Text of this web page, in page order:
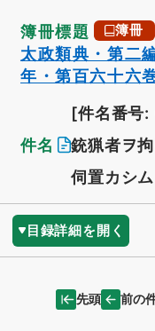
簿冊標題 簿冊
太政類典・第二
年・第百六十六
件名
[件名番号
銃猟者ヲ
伺置カシム
目録詳細を開く
先頭 前の